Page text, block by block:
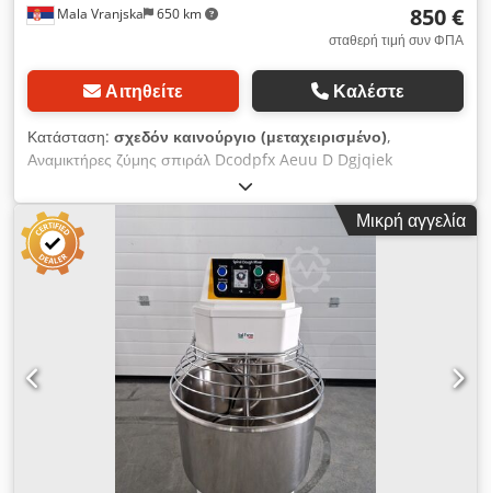
Mala Vranjska 650 km 850 €
σταθερή τιμή συν ΦΠΑ
Αιτηθείτε Καλέστε
Κατάσταση: σχεδόν καινούργιο (μεταχειρισμένο),
Αναμικτήρες ζύμης σπιράλ Dcodpfx Aeuu D Dgjqiek
Χωρητικότητα δοχείου (χωρητικότητα): 20 λίτρα Οι σπειροειδείς
αναμικτήρες προορίζονται για επαγγελματική χρήση στον τομέα
της αρτοποιίας και της εστίασης Χρησιμοποιούνται για την
παρασκευή πρωτογενούς ζύμης, αλλά μπορούν επίσης να
χρησιμοποιηθούν για την παρασκευή άλλων τύπων
προϊόντων, αντικαθιστώντας τη χειρωνακτική εργασία με ένα
μηχανικό σύστημα Με τον τρόπο αυτό, είναι δυνατή η συνεχής
παραγωγή μεγαλύτερων ποσοτήτων ζύμης Αποτελούνται από
ένα μπολ για τα συστατικά και ένα εργαλείο ανάμιξης (σπείρα)
Προδιαγραφές του ηλεκτρικού μίξερ ζύμης Χωρητικότητα
αλεύρου: 8 kg Χωρητικότητα μπολ: 20 λίτρα Ταχύτητα
ανάμειξης: 150/200 r/min Ταχύτητα μπολ: 12/20 r/min Τάση:
220V/380V 50Hz Ηλεκτρική ισχύς: 1,5 kW Μέγεθος
μηχανήματος: 730x390x900 mm
Μικρή αγγελία